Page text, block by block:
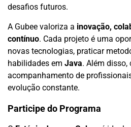
desafios futuros.
A Gubee valoriza a inovação,
contínuo. Cada projeto é uma
novas tecnologias, praticar
habilidades em Java. Além disso,
acompanhamento de
evolução constante.
Participe do Programa